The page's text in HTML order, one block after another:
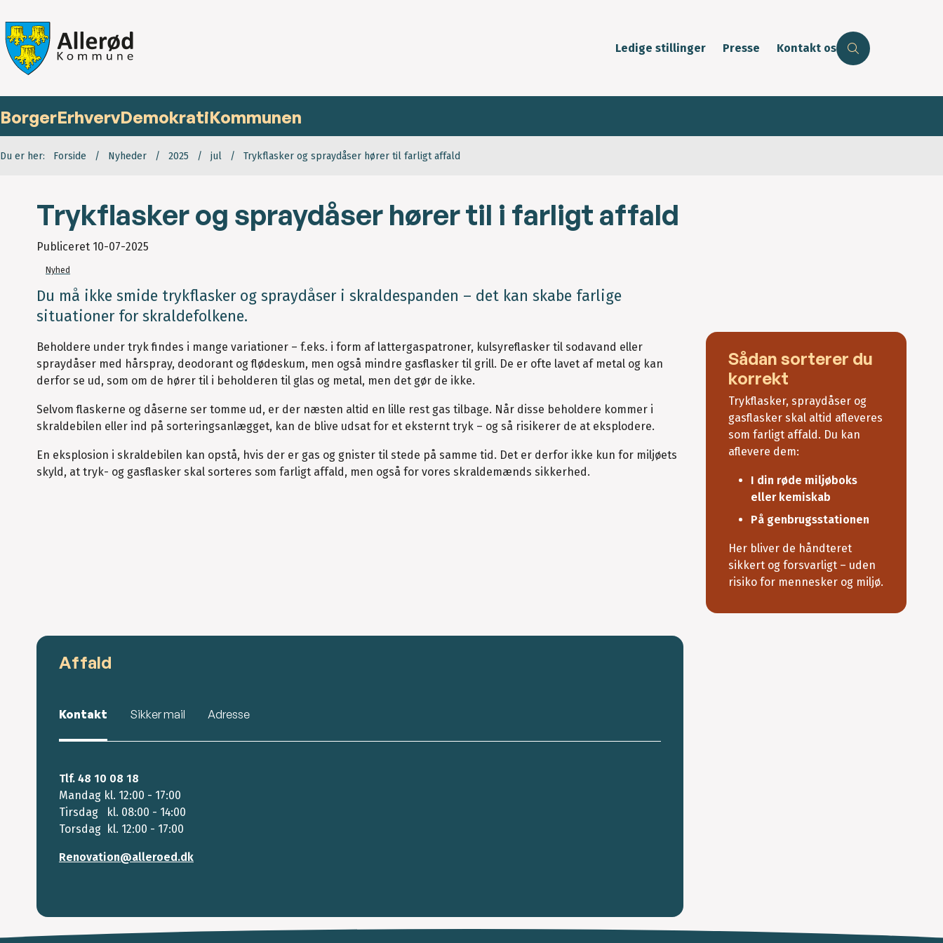
Ledige stillinger Presse Kontakt os
BorgerErhvervDemokratiKommunen
Du er her: Forside Nyheder 2025 jul Trykflasker og spraydåser hører til farligt affald
Trykflasker og spraydåser hører til i farligt affald
Publiceret 10-07-2025
Nyhed
Du må ikke smide trykflasker og spraydåser i skraldespanden – det kan skabe farlige
situationer for skraldefolkene.
Beholdere under tryk findes i mange variationer – f.eks. i form af lattergaspatroner, kulsyreflasker til sodavand eller
spraydåser med hårspray, deodorant og flødeskum, men også mindre gasflasker til grill. De er ofte lavet af metal og kan
derfor se ud, som om de hører til i beholderen til glas og metal, men det gør de ikke.
Selvom flaskerne og dåserne ser tomme ud, er der næsten altid en lille rest gas tilbage. Når disse beholdere kommer i
skraldebilen eller ind på sorteringsanlægget, kan de blive udsat for et eksternt tryk – og så risikerer de at eksplodere.
En eksplosion i skraldebilen kan opstå, hvis der er gas og gnister til stede på samme tid. Det er derfor ikke kun for miljøets
skyld, at tryk- og gasflasker skal sorteres som farligt affald, men også for vores skraldemænds sikkerhed.
Sådan sorterer du
korrekt
Trykflasker, spraydåser og
gasflasker skal altid afleveres
som farligt affald. Du kan
aflevere dem:
I din røde miljøboks
eller kemiskab
På genbrugsstationen
Her bliver de håndteret
sikkert og forsvarligt – uden
risiko for mennesker og miljø.
Affald
Kontakt Sikker mail Adresse
Tlf. 48 10 08 18
Mandag kl. 12:00 - 17:00
Tirsdag kl. 08:00 - 14:00
Torsdag kl. 12:00 - 17:00
Renovation@alleroed.dk